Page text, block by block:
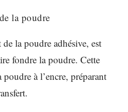
la poudre
la poudre adhésive, est
fondre la poudre. Cette
à l’encre, préparant